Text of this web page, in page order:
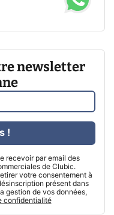
newsletter
recevoir par email des
de Clubic.
votre consentement à
présent dans
gestion de vos données,
confidentialité
!